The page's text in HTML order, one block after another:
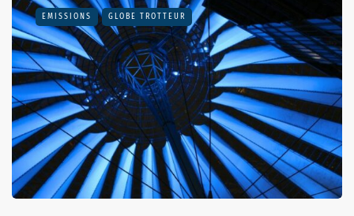
EMISSIONS GLOBE TROTTEUR